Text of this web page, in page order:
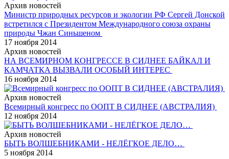
Архив новостей
Министр природных ресурсов и экологии РФ Сергей Донской
встретился с Президентом Международного союза охраны
природы Чжан Синьшеном
17 ноября 2014
Архив новостей
НА ВСЕМИРНОМ КОНГРЕССЕ В СИДНЕЕ БАЙКАЛ И
КАМЧАТКА ВЫЗВАЛИ ОСОБЫЙ ИНТЕРЕС
16 ноября 2014
Архив новостей
Всемирный конгресс по ООПТ В СИДНЕЕ (АВСТРАЛИЯ)
12 ноября 2014
Архив новостей
БЫТЬ ВОЛШЕБНИКАМИ - НЕЛЁГКОЕ ДЕЛО…
5 ноября 2014